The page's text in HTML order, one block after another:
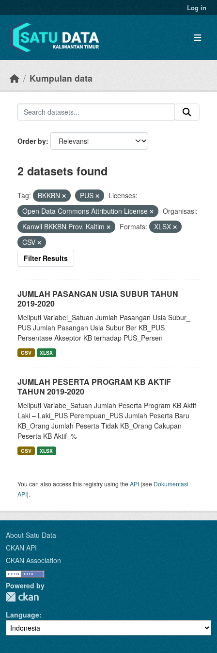
Log in
Kumpulan data
Order by
2 datasets found
Tag: BKKBN PUS
Licenses:
Open Data Commons Attribution License
Organisasi:
Kanwil BKKBN Prov. Kaltim
Formats:
XLSX
CSV
Filter Results
JUMLAH PASANGAN USIA SUBUR TAHUN
2019-2020
Meliputi Variabel_Satuan Jumlah Pasangan Usia Subur_
PUS Jumlah Pasangan Usia Subur Ber KB_PUS
Persentase Akseptor KB terhadap PUS_Persen
CSV XLSX
JUMLAH PESERTA PROGRAM KB AKTIF
TAHUN 2019-2020
Meliputi Variabe_Satuan Jumlah Peserta Program KB Aktif
Laki – Laki_PUS Perempuan_PUS Jumlah Peserta Baru
KB_Orang Jumlah Peserta Tidak KB_Orang Cakupan
Peserta KB Aktif_%
CSV XLSX
You can also access this registry using theAPI (see Dokumentasi
API).
About Satu Data
CKAN API
CKAN Association
Powered by
Language